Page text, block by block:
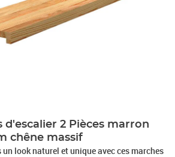
d'escalier 2 Pièces marron
chêne massif
un look naturel et unique avec ces marches